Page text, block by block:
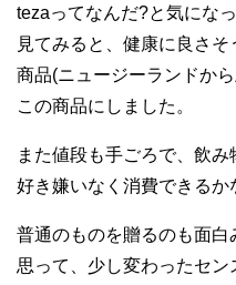
tezaってなんだ?と気にな
見てみると、健康に良さそ
商品(ニュージーランドか
この商品にしました。
また値段も手ごろで、飲み
好き嫌いなく消費できるか
普通のものを贈るのも面白
思って、少し変わったセン